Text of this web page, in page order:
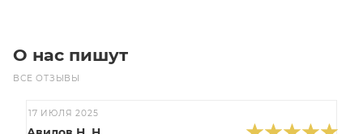
О нас пишут
ВСЕ ОТЗЫВЫ
17 ИЮЛЯ 2025